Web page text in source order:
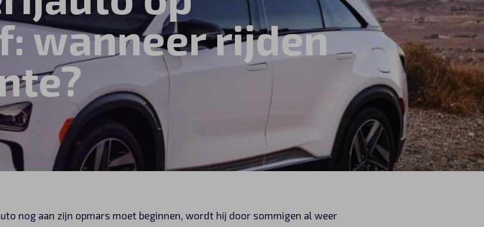
wanneer rijden
nog aan zijn opmars moet beginnen, wordt hij door sommigen al weer